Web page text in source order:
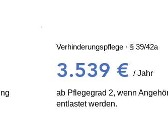
Verhinderungspflege · § 39/42a
3.539 € / Jahr
ab Pflegegrad 2, wenn
entlastet werden.